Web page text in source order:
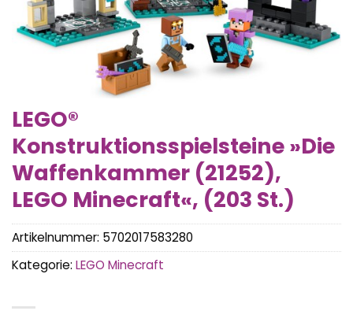
LEGO®
Konstruktionsspielsteine »Die
Waffenkammer (21252),
LEGO Minecraft«, (203 St.)
Artikelnummer: 5702017583280
Kategorie: LEGO Minecraft